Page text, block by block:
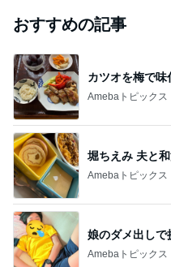
おすすめの記事
カツオを梅で味
Amebaトピックス
堀ちえみ 夫と
Amebaトピックス
娘のダメ出しで
Amebaトピックス